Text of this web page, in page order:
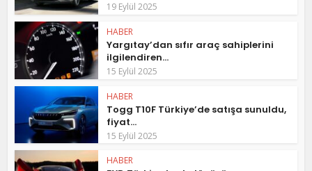
19 Eylül 2025
HABER
Yargıtay’dan sıfır araç sahiplerini
ilgilendiren...
15 Eylül 2025
HABER
Togg T10F Türkiye’de satışa sunuldu,
fiyat...
15 Eylül 2025
HABER